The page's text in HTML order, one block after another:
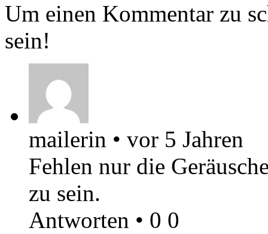
Um einen Kommentar zu
sein!
mailerin • vor 5 Jahren
Fehlen nur die
zu sein.
Antworten • 0 0